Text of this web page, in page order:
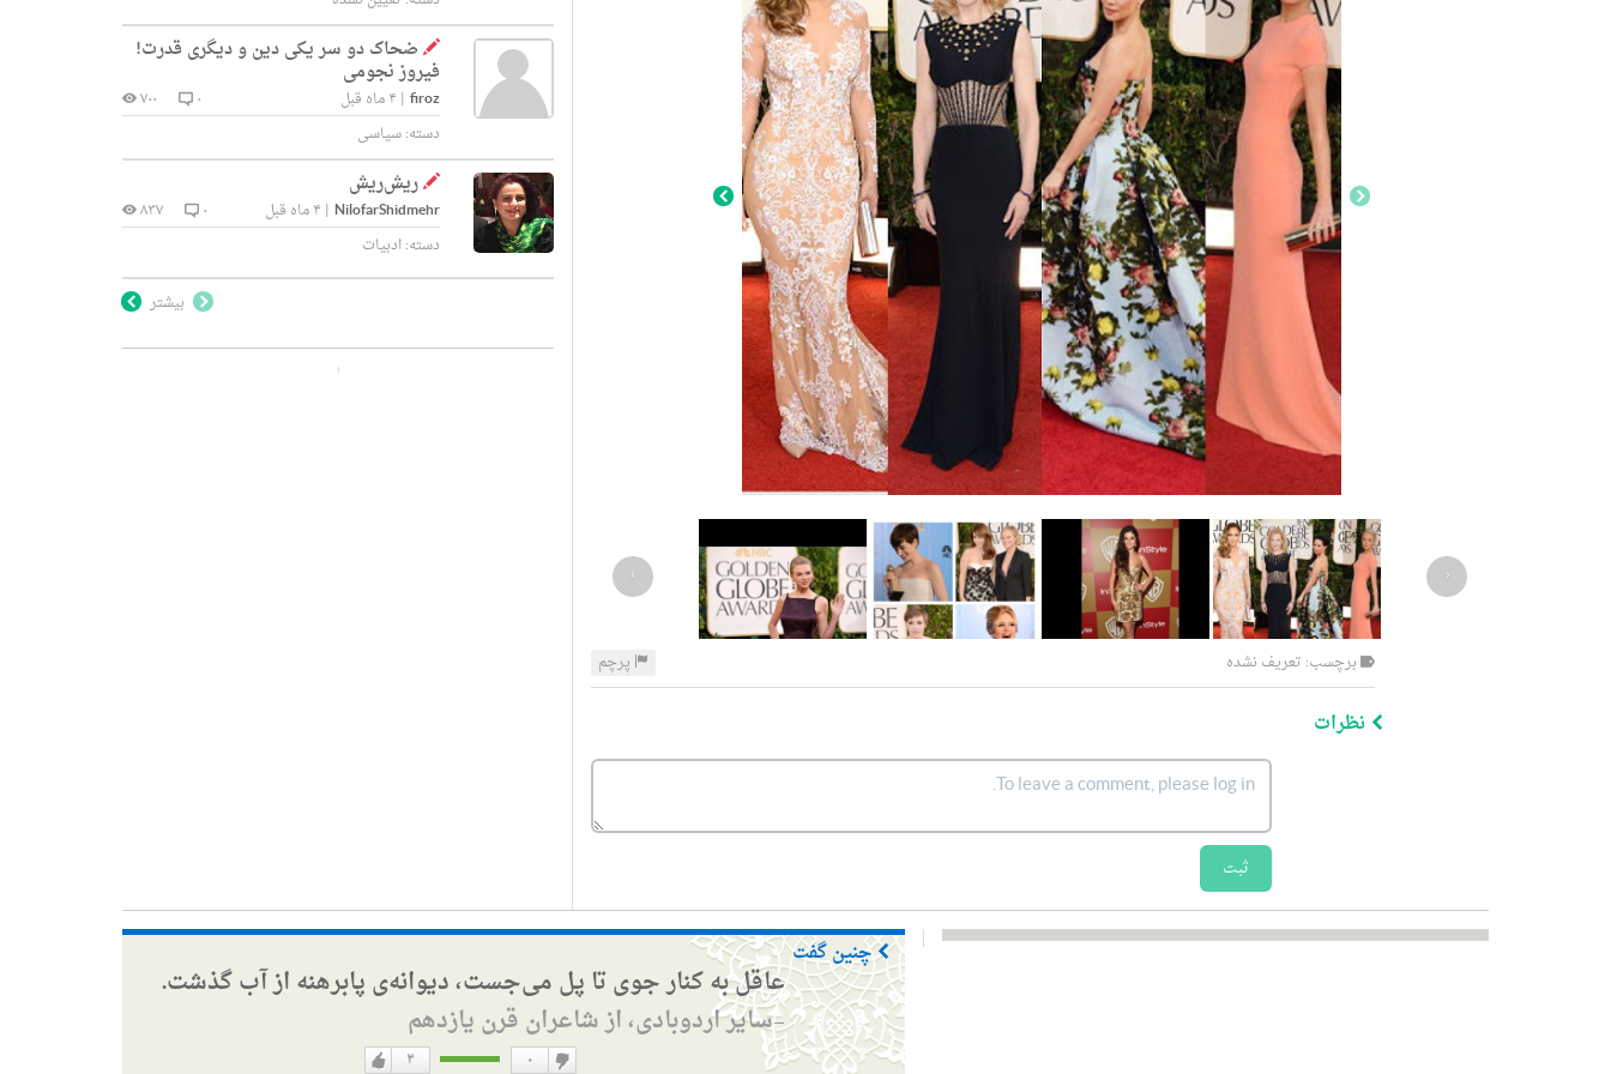
‹
›
برچسب: تعریف نشده پرچم
نظرات
ثبت
ضحاک دو سر یکی دین و دیگری قدرت!
فیروز نجومی
firoz
| ۴ ماه قبل ۰
۷۰۰
دسته:سیاسی
ریش‌ریش
NilofarShidmehr
| ۴ ماه قبل ۰
۸۳۷
دسته:ادبیات
بیشتر
چنین گفت
عاقل به کنار جوی تا پل می‌جست، دیوانه‌ی پابرهنه از آب گذشت.
—سایر اردوبادی، از شاعران قرن یازدهم
۳ ۰